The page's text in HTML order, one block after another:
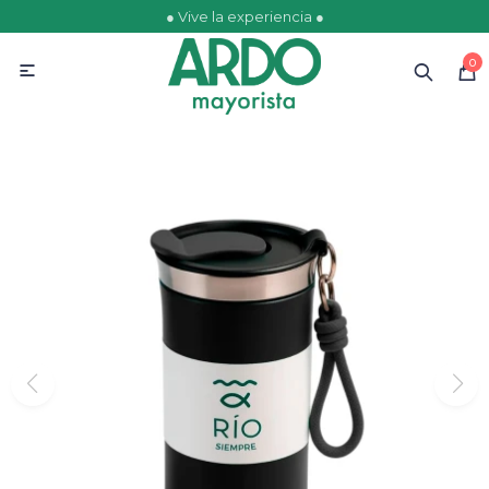
● Vive la experiencia ●
0
 Ofertas Escolares
Comestibles
Papelería
Juguetería